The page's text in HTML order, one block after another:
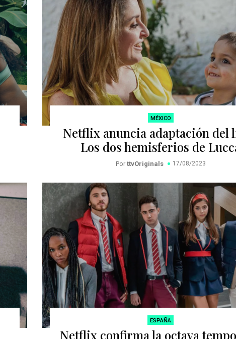
MÉXICO
Netflix anuncia adaptación del
Los dos hemisferios de
Por ttvOriginals 17/08/2023
ESPAÑA
Netflix confirma la octava